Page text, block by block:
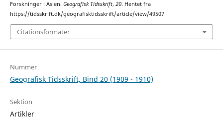
Forskninger i Asien. Geografisk Tidsskrift, 20. Hentet fra
https://tidsskrift.dk/geografisktidsskrift/article/view/49507
Citationsformater
Nummer
Geografisk Tidsskrift, Bind 20 (1909 - 1910)
Sektion
Artikler